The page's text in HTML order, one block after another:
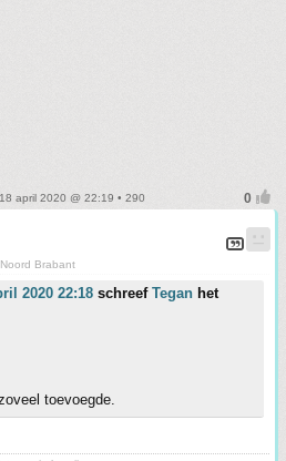
april 2020 @ 22:19 • 290
Noord Brabant
2020 22:18 schreef Tegan het
toevoegde.